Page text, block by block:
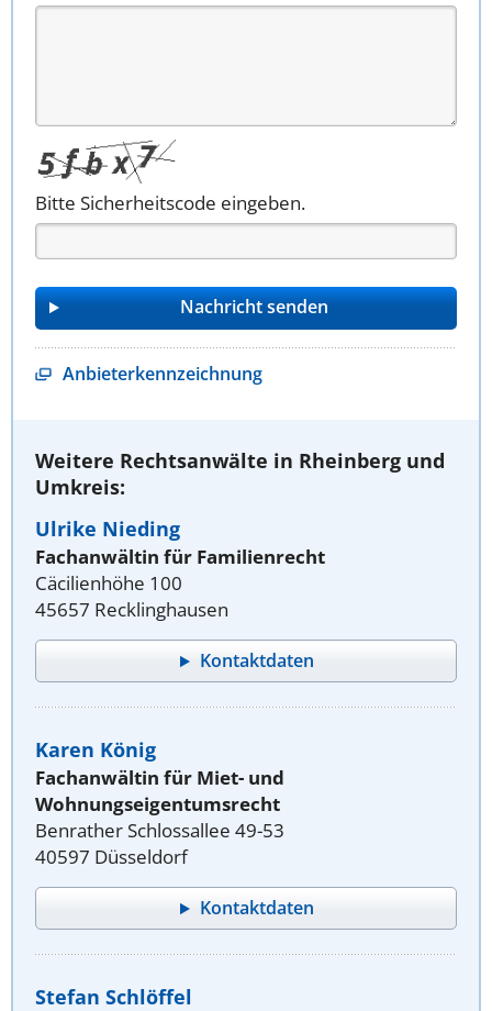
Bitte Sicherheitscode eingeben.
Anbieterkennzeichnung
Weitere Rechtsanwälte in Rheinberg und
Umkreis:
Ulrike Nieding
Fachanwältin für Familienrecht
Cäcilienhöhe 100
45657 Recklinghausen
Kontaktdaten
Karen König
Fachanwältin für Miet- und
Wohnungseigentumsrecht
Benrather Schlossallee 49-53
40597 Düsseldorf
Kontaktdaten
Stefan Schlöffel